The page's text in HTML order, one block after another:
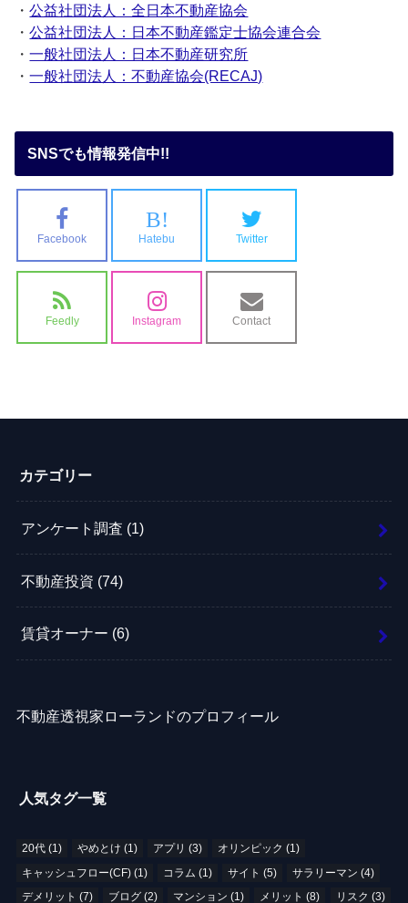
・公益社団法人：全日本不動産協会
・公益社団法人：日本不動産鑑定士協会連合会
・一般社団法人：日本不動産研究所
・一般社団法人：不動産協会(RECAJ)
SNSでも情報発信中!!
Facebook
B!
Hatebu Twitter
Feedly Instagram Contact
カテゴリー
アンケート調査 (1)
不動産投資 (74)
賃貸オーナー (6)
不動産透視家ローランドのプロフィール
人気タグ一覧
20代(1) やめとけ (1) アプリ (3) オリンピック (1)
キャッシュフロー(CF)(1) コラム (1) サイト (5) サラリーマン (4)
デメリット (7) ブログ (2) マンション (1) メリット (8) リスク (3)